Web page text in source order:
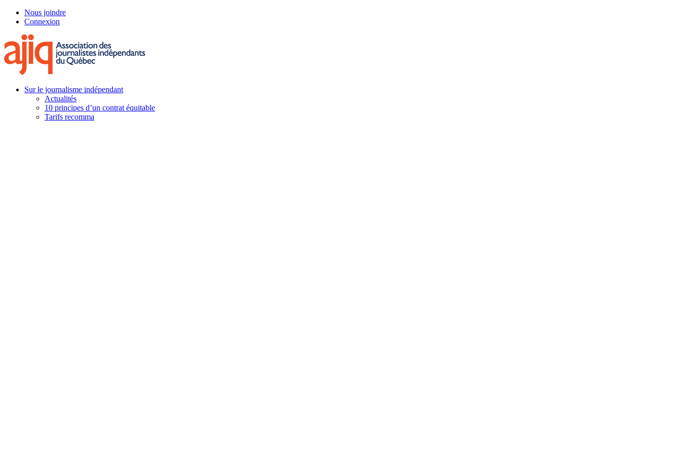
Skip
content
Nous joindre
Connexion
Menu
Sur le journalisme indépendant
Actualités
10 principes d’un contrat équitable
Tarifs recomma